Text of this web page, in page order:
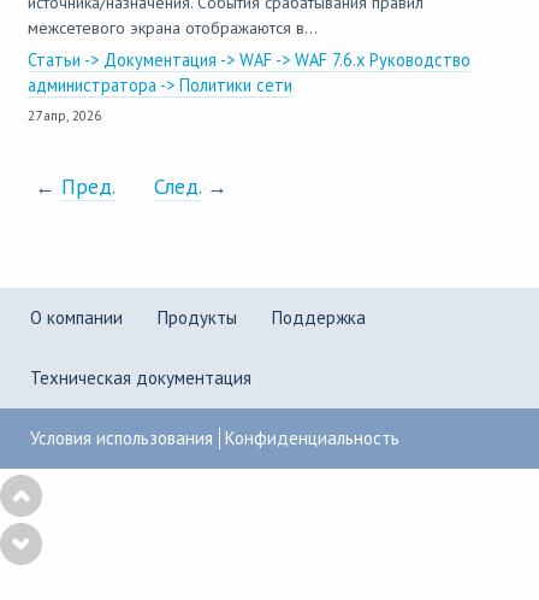
межсетевого экрана отображаются в...
Статьи -> Документация -> WAF -> WAF 7.6.x Руководство
администратора -> Политики сети
27 апр, 2026
← Пред. След. →
О компании Продукты Поддержка
Техническая документация
Условия использования Конфиденциальность
10
results